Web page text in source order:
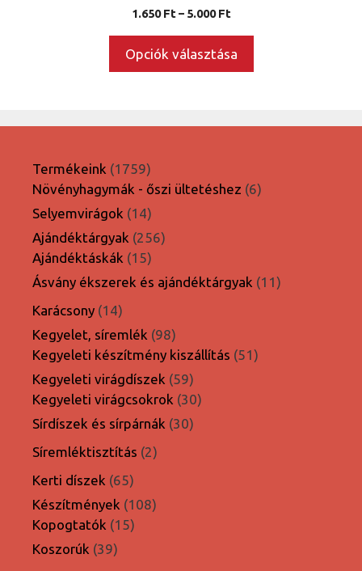
1.650Ft – 5.000FtÁrtartomány:
5.000 Ft
Opciók választása
Termékeink 17591759
termék
Növényhagymák - őszi ültetéshez 66
Selyemvirágok 1414
termék
Ajándéktárgyak 256256
Ajándéktáskák 1515
termék
Ásvány ékszerek és ajándéktárgyak 1111
Karácsony 1414
termék
Kegyelet, síremlék 9898
termék
Kegyeleti készítmény kiszállítás 5151
Kegyeleti virágdíszek 5959
termék
Kegyeleti virágcsokrok 3030
Sírdíszek és sírpárnák 3030
Síremléktisztítás 22
Kerti díszek 6565
termék
Készítmények 108108
Kopogtatók 1515
Koszorúk 3939